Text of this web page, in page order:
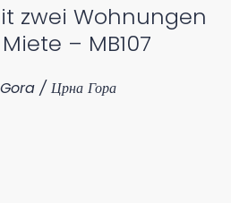
zwei Wohnungen
– MB107
/ Црна Гора